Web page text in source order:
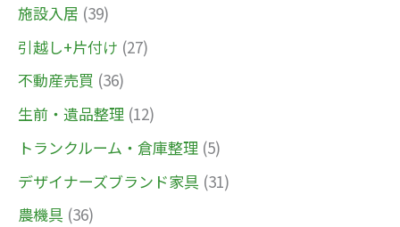
施設入居 (39)
引越し+片付け (27)
不動産売買 (36)
生前・遺品整理 (12)
トランクルーム・倉庫整理 (5)
デザイナーズブランド家具 (31)
農機具 (36)